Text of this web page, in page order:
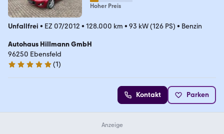
Hoher Preis
Unfallfrei • EZ 07/2012 • 128.000 km • 93 kW (126 PS) • Benzin
Autohaus Hillmann GmbH
96250 Ebensfeld
5 Sterne
(1)
Kontakt Parken